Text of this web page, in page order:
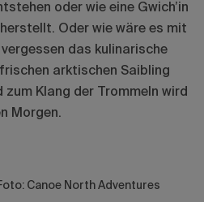
oder wie eine Gwich’in
Oder wie wäre es mit
das kulinarische
arktischen Saibling
zum Klang der Trommeln wird
Morgen.
Canoe North Adventures